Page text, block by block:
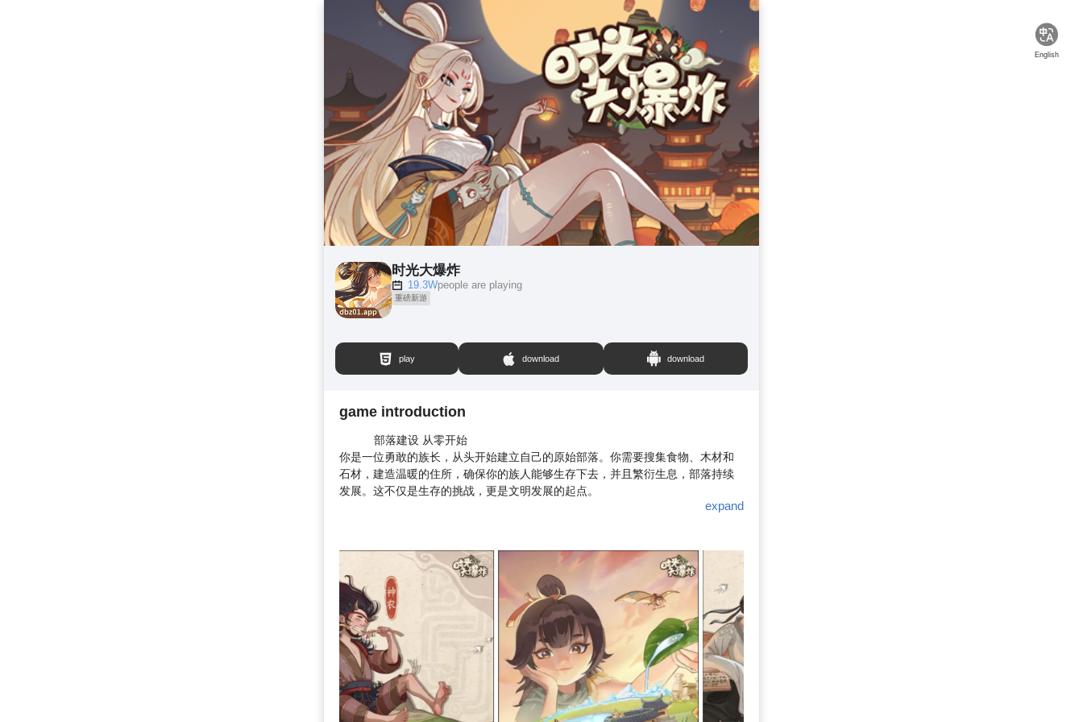
时光大爆炸
19.3Wpeople are playing
重磅新游
play download download
game introduction
部落建设 从零开始
你是一位勇敢的族长，从头开始建立自己的原始部落。你需要搜集食物、木材和
石材，建造温暖的住所，确保你的族人能够生存下去，并且繁衍生息，部落持续
发展。这不仅是生存的挑战，更是文明发展的起点。
expand
English